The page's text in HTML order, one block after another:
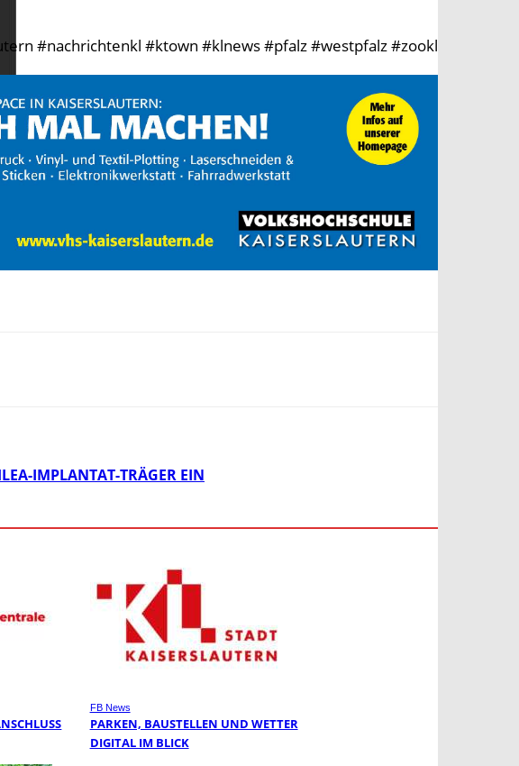
#nachrichtenkl #ktown #klnews #pfalz #westpfalz #zookl
IMPLANTAT-TRÄGER EIN
FB News
PARKEN, BAUSTELLEN UND WETTER
DIGITAL IM BLICK